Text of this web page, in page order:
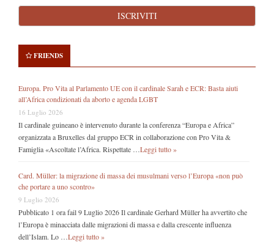
FRIENDS
Europa. Pro Vita al Parlamento UE con il cardinale Sarah e ECR: Basta aiuti
all’Africa condizionati da aborto e agenda LGBT
16 Luglio 2026
Il cardinale guineano è intervenuto durante la conferenza “Europa e Africa”
organizzata a Bruxelles dal gruppo ECR in collaborazione con Pro Vita &
Famiglia «Ascoltate l’Africa. Rispettate … Leggi tutto »
Card. Müller: la migrazione di massa dei musulmani verso l’Europa «non può
che portare a uno scontro»
9 Luglio 2026
Pubblicato 1 ora fail 9 Luglio 2026 Il cardinale Gerhard Müller ha avvertito che
l’Europa è minacciata dalle migrazioni di massa e dalla crescente influenza
dell’Islam. Lo … Leggi tutto »